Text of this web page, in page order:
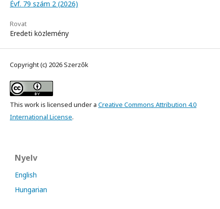
Évf. 79 szám 2 (2026)
Rovat
Eredeti közlemény
Copyright (c) 2026 Szerzők
This work is licensed under a Creative Commons Attribution 4.0
International License.
Nyelv
English
Hungarian